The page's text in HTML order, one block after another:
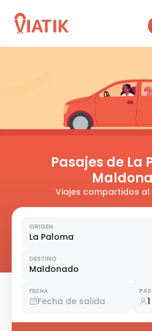
Pasajes de La
Viajes compartidos
ORIGEN
La Paloma
DESTINO
Maldonado
FECHA
Fecha de salida 1